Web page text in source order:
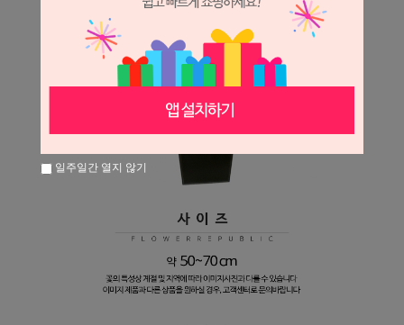
일주일간 열지 않기